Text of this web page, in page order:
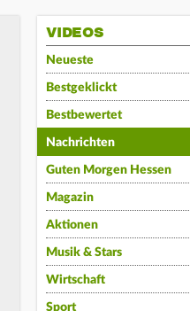
VIDEOS
Neueste
Bestgeklickt
Bestbewertet
Nachrichten
Guten Morgen Hessen
Magazin
Aktionen
Musik & Stars
Wirtschaft
Sport